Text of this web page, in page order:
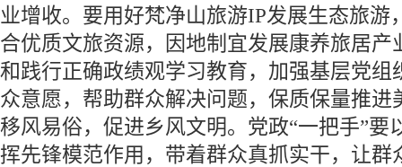
业增收。要用好梵净山旅游IP发展生态旅游
合优质文旅资源，因地制宜发展康养旅居产
和践行正确政绩观学习教育，加强基层党组
众意愿，帮助群众解决问题，保质保量推进
移风易俗，促进乡风文明。党政“一把手”要
挥先锋模范作用，带着群众真抓实干，让群